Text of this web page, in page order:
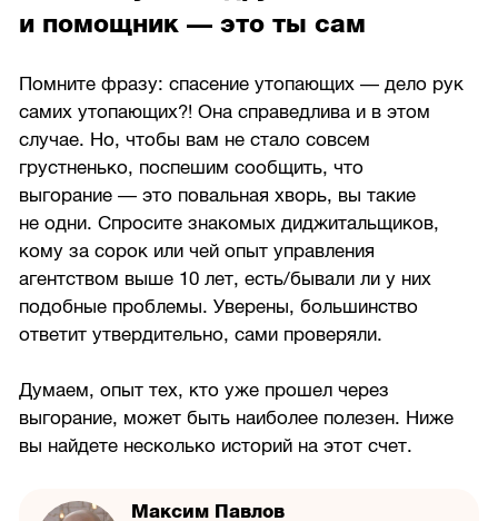
и помощник — это ты сам
Помните фразу: спасение утопающих — дело рук
самих утопающих?! Она справедлива и в этом
случае. Но, чтобы вам не стало совсем
грустненько, поспешим сообщить, что
выгорание — это повальная хворь, вы такие
не одни. Спросите знакомых диджитальщиков,
кому за сорок или чей опыт управления
агентством выше 10 лет, есть/бывали ли у них
подобные проблемы. Уверены, большинство
ответит утвердительно, сами проверяли.
Думаем, опыт тех, кто уже прошел через
выгорание, может быть наиболее полезен. Ниже
вы найдете несколько историй на этот счет.
Максим Павлов